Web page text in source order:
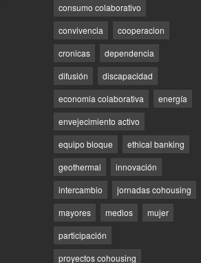
consumo colaborativo
convivencia
cooperacion
cronicas
dependencia
difusión
discapacidad
economia colaborativa
energía
envejecimiento activo
equipo bloque
ethical banking
geothermal
innovación
intercambio
jornadas cohousing
mayores
medios
mujer
participación
proyectos cohousing